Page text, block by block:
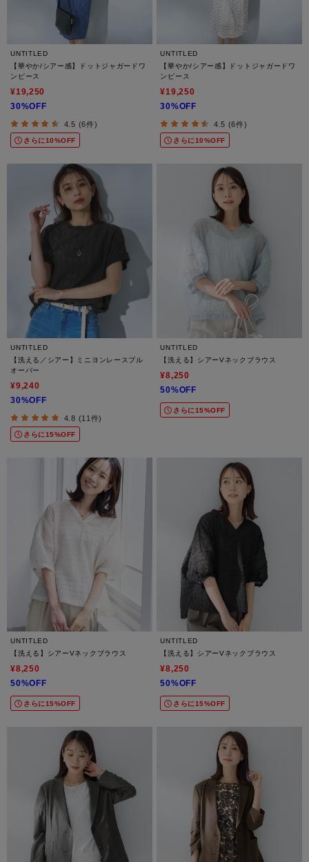
UNTITLED
【華やか/シアー感】ドットジャガードワ
ンピース
¥19,250
30%OFF
4.5 (6件)
さらに10%OFF
UNTITLED
【華やか/シアー感】ドットジャガードワ
ンピース
¥19,250
30%OFF
4.5 (6件)
さらに10%OFF
UNTITLED
【洗える／シアー】ミニヨンレースプル
オーバー
¥9,240
30%OFF
4.8 (11件)
さらに15%OFF
UNTITLED
【洗える】シアーVネックブラウス
¥8,250
50%OFF
さらに15%OFF
UNTITLED
【洗える】シアーVネックブラウス
¥8,250
50%OFF
さらに15%OFF
UNTITLED
【洗える】シアーVネックブラウス
¥8,250
50%OFF
さらに15%OFF